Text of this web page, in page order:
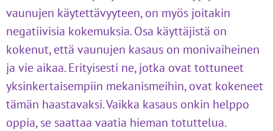
vaunujen käytettävyyteen, on myös joitakin
negatiivisia kokemuksia. Osa käyttäjistä on
kokenut, että vaunujen kasaus on monivaiheinen
ja vie aikaa. Erityisesti ne, jotka ovat tottuneet
yksinkertaisempiin mekanismeihin, ovat kokeneet
tämän haastavaksi. Vaikka kasaus onkin helppo
oppia, se saattaa vaatia hieman totuttelua.